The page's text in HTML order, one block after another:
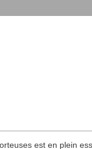
est en plein